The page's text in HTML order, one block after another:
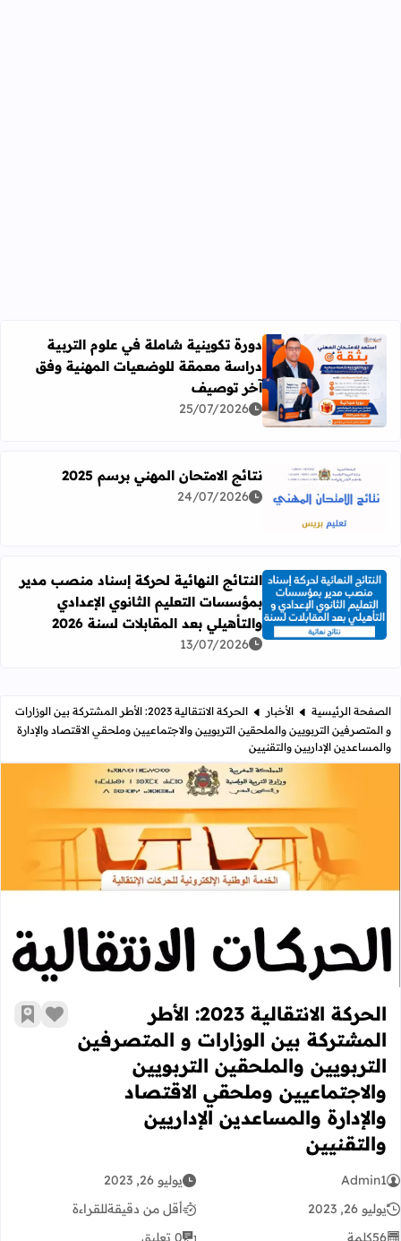
اقرأ المزيد عن دورة تكوينية شاملة في علوم التربية
دورة تكوينية شاملة في علوم التربية
دراسة معمقة للوضعيات المهنية وفق
آخر توصيف
25/07/2026
اقرأ المزيد عن نتائج الامتحان المهني برسم 2025
نتائج الامتحان المهني برسم 2025
24/07/2026
اقرأ المزيد عن النتائج النهائية لحركة إسناد منصب مدير
النتائج النهائية لحركة إسناد منصب مدير
بمؤسسات التعليم الثانوي الإعدادي
والتأهيلي بعد المقابلات لسنة 2026
13/07/2026
الصفحة الرئيسية الأخبار
الحركة الانتقالية 2023: الأطر المشتركة بين الوزارات
و المتصرفين التربويين والملحقين التربويين والاجتماعيين وملحقي الاقتصاد والإدارة
والمساعدين الإداريين والتقنيين
الحركة الانتقالية 2023: الأطر المشتركة بين الوزارات و المتصرفين التربويين والملحقين التربويين والاجتماعيين وملحقي الاقتصاد والإدارة والمساعدين الإداريين والتقنيين
الحركة الانتقالية 2023: الأطر
المشتركة بين الوزارات و المتصرفين
التربويين والملحقين التربويين
والاجتماعيين وملحقي الاقتصاد
والإدارة والمساعدين الإداريين
والتقنيين
زر أضف
Admin1
يوليو 26, 2023
يوليو 26, 2023
أقل من دقيقةللقراءة
56كلمة 0 تعليق